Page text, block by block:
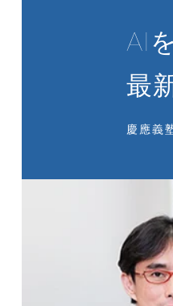
AI
最
慶應義